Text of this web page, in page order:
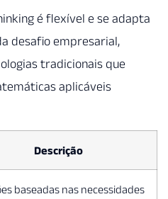
é flexível e se adapta
desafio empresarial,
tradicionais que
aplicáveis
Descrição
baseadas nas necessidades